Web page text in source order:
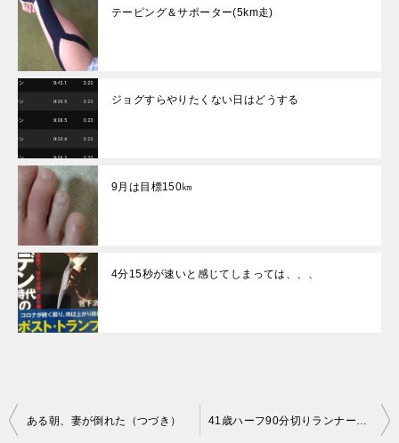
テーピング＆サポーター(5km走)
ジョグすらやりたくない日はどうする
9月は目標150㎞
4分15秒が速いと感じてしまっては、、、
投
ある朝、妻が倒れた（つづき） 41歳ハーフ90分切りランナーの練習